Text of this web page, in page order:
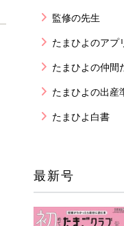
監修の先生
たまひよのアプ
たまひよの仲間
たまひよの出産
たまひよ白書
最新号